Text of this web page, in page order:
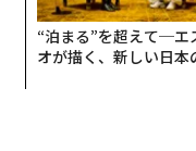
また伊藤は、本を単
る装置として捉えて
「意外かもしれませ
“泊まる”を超えて─エ
オが描く、新しい日本